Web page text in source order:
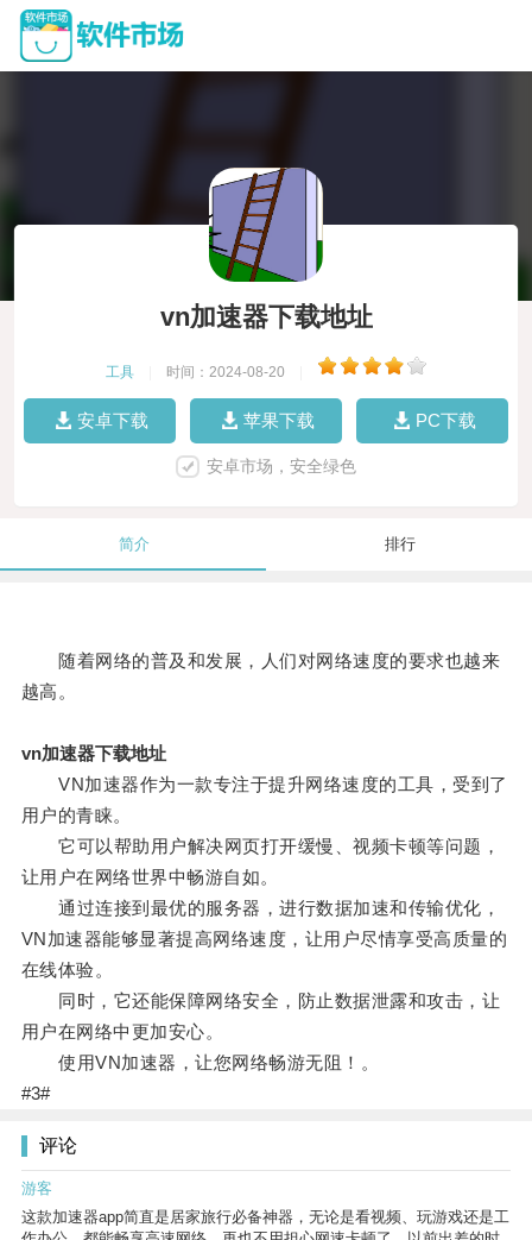
vn加速器下载地址
工具 时间：2024-08-20
安卓下载 苹果下载 PC下载
安卓市场，安全绿色
简介 排行
随着网络的普及和发展，人们对网络速度的要求也越来
越高。
vn加速器下载地址
VN加速器作为一款专注于提升网络速度的工具，受到了
用户的青睐。
它可以帮助用户解决网页打开缓慢、视频卡顿等问题，
让用户在网络世界中畅游自如。
通过连接到最优的服务器，进行数据加速和传输优化，
VN加速器能够显著提高网络速度，让用户尽情享受高质量的
在线体验。
同时，它还能保障网络安全，防止数据泄露和攻击，让
用户在网络中更加安心。
使用VN加速器，让您网络畅游无阻！。
#3#
评论
游客
这款加速器app简直是居家旅行必备神器，无论是看视频、玩游戏还是工